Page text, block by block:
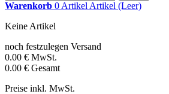
Warenkorb 0 Artikel Artikel (Leer)
Keine Artikel
noch festzulegen Versand
0.00 € MwSt.
0.00 € Gesamt
Preise inkl. MwSt.